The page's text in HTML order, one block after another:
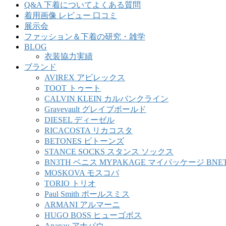
Q&A 下着についてよくある質問
着用画像 レビュー 口コミ
展示会
ファッション＆下着の研究・雑学
BLOG
衣装協力実績
ブランド
AVIREX アビレックス
TOOT トゥート
CALVIN KLEIN カルバンクライン
Gravevault グレイブボールド
DIESEL ディーゼル
RICACOSTA リカコスタ
BETONES ビトーンズ
STANCE SOCKS スタンス ソックス
BN3TH ベニス MYPAKAGE マイパッケージ
MOSKOVA モスコバ
TORIO トリオ
Paul Smith ポールスミス
ARMANI アルマーニ
HUGO BOSS ヒューゴボス